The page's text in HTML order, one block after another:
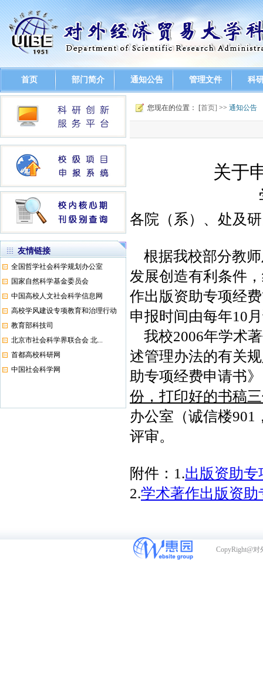
首页 部门简介 通知公告 管理文件 科
友情链接
全国哲学社会科学规划办公室
国家自然科学基金委员会
中国高校人文社会科学信息网
高校学风建设专项教育和治理行动
教育部科技司
北京市社会科学界联合会 北...
首都高校科研网
中国社会科学网
您现在的位置： [首页] >> 通知公告
关于
各院（系）、处及
根据我校部分教师
发展创造有利条件
作出版资助专项经
申报时间由每年10
我校2006年学术
述管理办法的有关
助专项经费申请书
份，打印好的书稿
办公室（诚信楼901
评审。
附件：1.出版资助
2.学术著作出版资
CopyRight@